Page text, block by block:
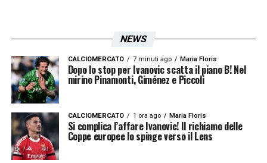
NEWS
CALCIOMERCATO 7 minuti ago Maria Floris
Dopo lo stop per Ivanovic scatta il piano B! Nel
mirino Pinamonti, Giménez e Piccoli
CALCIOMERCATO 1 ora ago Maria Floris
Si complica l’affare Ivanovic! Il richiamo delle
Coppe europee lo spinge verso il Lens